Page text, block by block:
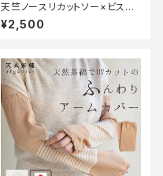
天竺ノースリカットソー×ビスチ
ェセットプルオーバー
¥2,500